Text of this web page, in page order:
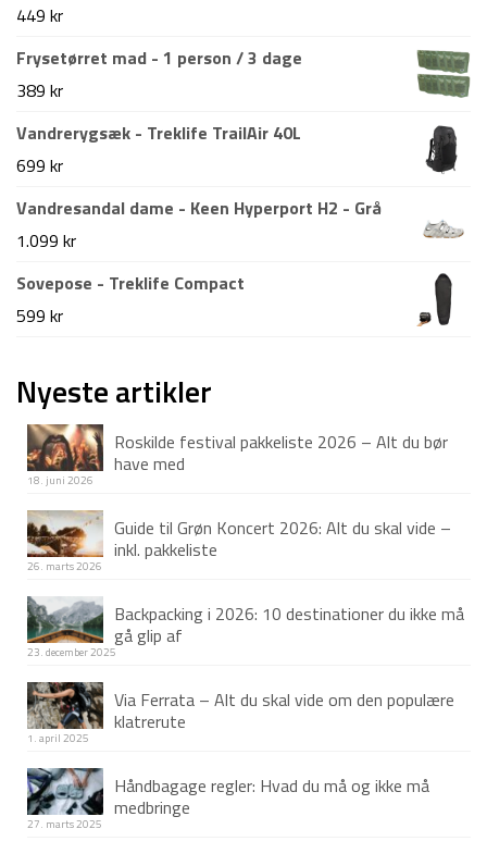
449 kr
Frysetørret mad - 1 person / 3 dage
389 kr
Vandrerygsæk - Treklife TrailAir 40L
699 kr
Vandresandal dame - Keen Hyperport H2 - Grå
1.099 kr
Sovepose - Treklife Compact
599 kr
Nyeste artikler
Roskilde festival pakkeliste 2026 – Alt du bør
have med
18. juni 2026
Guide til Grøn Koncert 2026: Alt du skal vide –
inkl. pakkeliste
26. marts 2026
Backpacking i 2026: 10 destinationer du ikke må
gå glip af
23. december 2025
Via Ferrata – Alt du skal vide om den populære
klatrerute
1. april 2025
Håndbagage regler: Hvad du må og ikke må
medbringe
27. marts 2025